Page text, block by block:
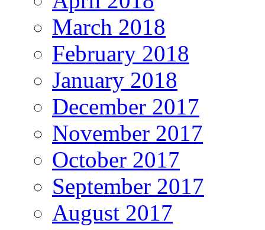
March 2018
February 2018
January 2018
December 2017
November 2017
October 2017
September 2017
August 2017